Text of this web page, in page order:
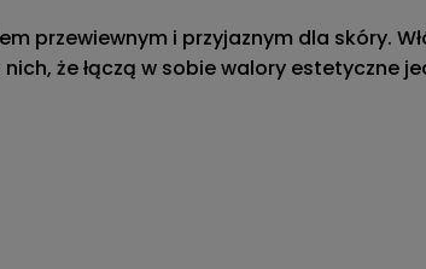
przewiewnym i przyjaznym dla skóry.
że łączą w sobie walory estetyczne